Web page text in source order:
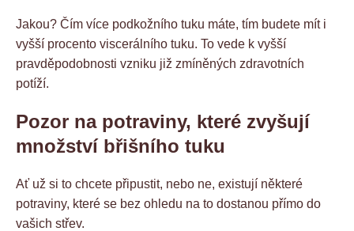
Jakou? Čím více podkožního tuku máte, tím budete mít i
vyšší procento viscerálního tuku. To vede k vyšší
pravděpodobnosti vzniku již zmíněných zdravotních
potíží.
Pozor na potraviny, které zvyšují
množství břišního tuku
Ať už si to chcete připustit, nebo ne, existují některé
potraviny, které se bez ohledu na to dostanou přímo do
vašich střev.